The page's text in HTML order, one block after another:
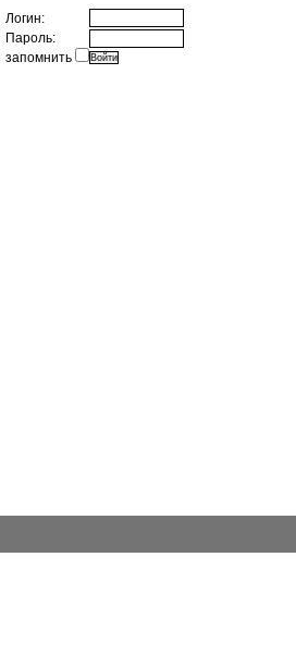
Логин:
Пароль:
запомнить